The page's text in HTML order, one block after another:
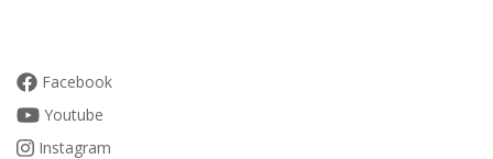
Facebook
Youtube
Instagram